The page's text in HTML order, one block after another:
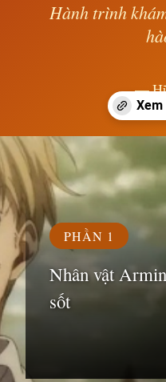
Hành trình
—
Đang mở https://
PHẦN 1
Nhân vật
sốt